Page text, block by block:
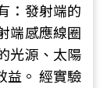
：發射端的
端感應線圈
光源、太陽
益。 經實驗